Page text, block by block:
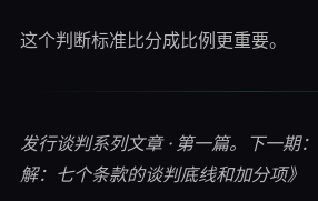
这个判断标准比分成比例更重要。
发行谈判系列文章 · 第一篇。下一期
解：七个条款的谈判底线和加分项》